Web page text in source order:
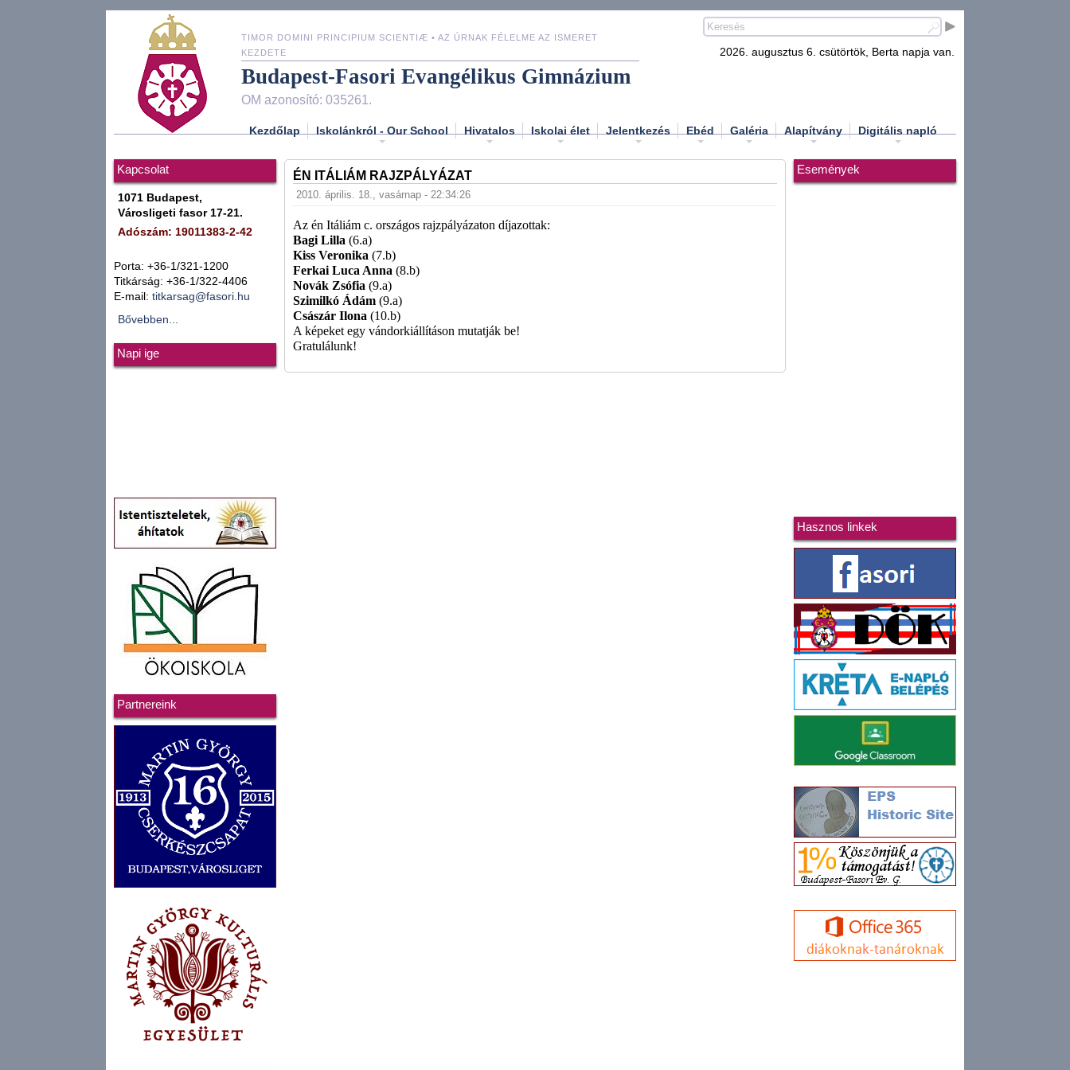
TIMOR DOMINI PRINCIPIUM SCIENTIÆ • AZ ÚRNAK FÉLELME AZ ISMERET
KEZDETE
Budapest-Fasori Evangélikus Gimnázium
OM azonosító: 035261.
2026. augusztus 6. csütörtök, Berta napja van.
Kezdőlap Iskolánkról - Our School Hivatalos Iskolai élet Jelentkezés Ebéd Galéria Alapítvány Digitális napló
Kapcsolat
1071 Budapest,
Városligeti fasor 17-21.
Adószám: 19011383-2-42
Porta: +36-1/321-1200
Titkárság: +36-1/322-4406
E-mail: titkarsag@fasori.hu
Bővebben...
Napi ige
Partnereink
ÉN ITÁLIÁM RAJZPÁLYÁZAT
2010. április. 18., vasárnap - 22:34:26
Az én Itáliám c. országos rajzpályázaton díjazottak:
Bagi Lilla (6.a)
Kiss Veronika (7.b)
Ferkai Luca Anna (8.b)
Novák Zsófia (9.a)
Szimilkó Ádám (9.a)
Császár Ilona (10.b)
A képeket egy vándorkiállításon mutatják be!
Gratulálunk!
Események
Hasznos linkek